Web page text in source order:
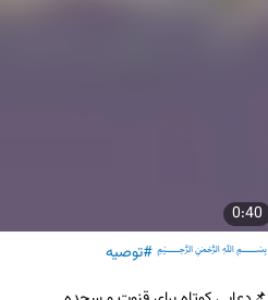
0:40
﷽#توصیه